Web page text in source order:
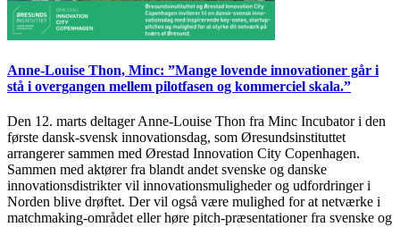
Anne-Louise Thon, Minc: ”Mange lovende innovationer går i
stå i overgangen mellem pilotfasen og kommerciel skala.”
Den 12. marts deltager Anne-Louise Thon fra Minc Incubator i den
første dansk-svensk innovationsdag, som Øresundsinstituttet
arrangerer sammen med Ørestad Innovation City Copenhagen.
Sammen med aktører fra blandt andet svenske og danske
innovationsdistrikter vil innovationsmuligheder og udfordringer i
Norden blive drøftet. Der vil også være mulighed for at netværke i
matchmaking-området eller høre pitch-præsentationer fra svenske og